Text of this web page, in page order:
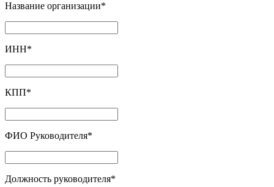
Название организации*
ИНН*
КПП*
ФИО Руководителя*
Должность руководителя*